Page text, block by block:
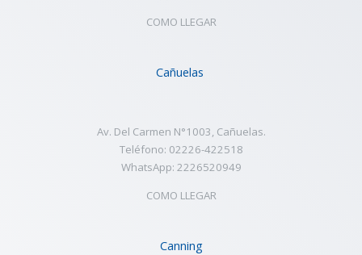
COMO LLEGAR
Cañuelas
Av. Del Carmen N°1003, Cañuelas.
Teléfono: 02226-422518
WhatsApp: 2226520949
COMO LLEGAR
Canning